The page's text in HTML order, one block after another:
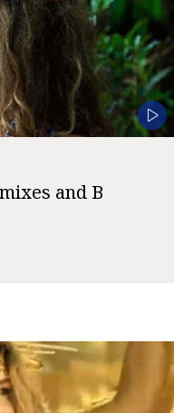
and B